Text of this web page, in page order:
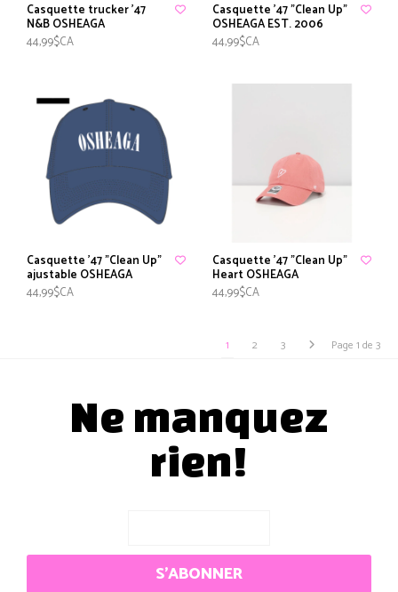
Casquette trucker '47
N&B OSHEAGA
44,99$CA
Casquette '47 "Clean Up"
OSHEAGA EST. 2006
44,99$CA
Casquette '47 "Clean Up"
ajustable OSHEAGA
44,99$CA
Casquette '47 "Clean Up"
Heart OSHEAGA
44,99$CA
Page 1 de 3
1 2 3
Ne manquez
rien!
S'ABONNER